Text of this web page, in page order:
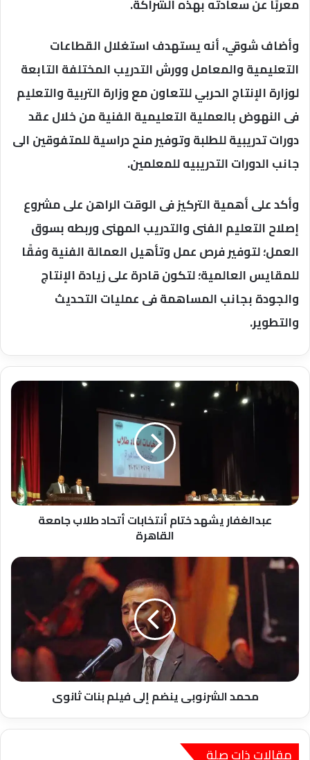
معربًا عن سعادته بهذه الشراكة.
وأضاف شوقي، أنه يستهدف استغلال القطاعات
التعليمية والمعامل وورش التدريب المختلفة التابعة
لوزارة الإنتاج الحربي للتعاون مع وزارة التربية والتعليم
فى النهوض بالعملية التعليمية الفنية من خلال عقد
دورات تدريبية للطلبة وتوفير منح دراسية للمتفوقين الى
جانب الدورات التدريبيه للمعلمين.
وأكد على أهمية التركيز فى الوقت الراهن على مشروع
إصلاح التعليم الفنى والتدريب المهنى وربطه بسوق
العمل؛ لتوفير فرص عمل وتأهيل العمالة الفنية وفقًا
للمقايس العالمية؛ لتكون قادرة على زيادة الإنتاج
والجودة بجانب المساهمة فى عمليات التحديث
والتطوير.
عبدالغفار
ختام
القاهرة
عبدالغفار يشهد ختام أنتخابات أتحاد طلاب جامعة
القاهرة
محمد
الشرنوبى
بنات
ثانوى
محمد الشرنوبى ينضم إلى فيلم بنات ثانوى
مقالات ذات صلة